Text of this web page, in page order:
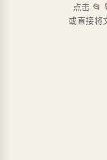
点击 📂
或直接将